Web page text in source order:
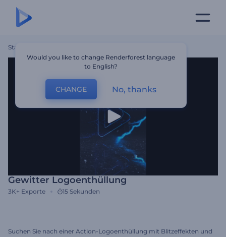
Startseite
Gewitter Logoenthüllung
3K+ Exporte 15 Sekunden
Suchen Sie nach einer Action-Logoenthüllung mit Blitzeffekten und
Would you like to change Renderforest language
to English?
CHANGE No, thanks